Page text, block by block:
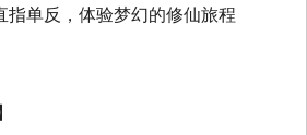
指单反，体验梦幻的修仙旅程